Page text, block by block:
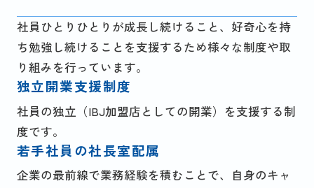
社員ひとりひとりが成長し続けること、好奇心を持
ち勉強し続けることを支援するため様々な制度や取
り組みを行っています。
独立開業支援制度
社員の独立（IBJ加盟店としての開業）を支援する制
度です。
若手社員の社長室配属
企業の最前線で業務経験を積むことで、自身のキャ